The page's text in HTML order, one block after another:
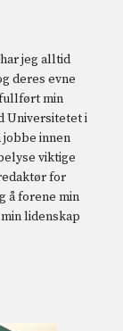
jeg alltid
deres evne
min
Universitetet i
innen
viktige
for
å forene min
lidenskap